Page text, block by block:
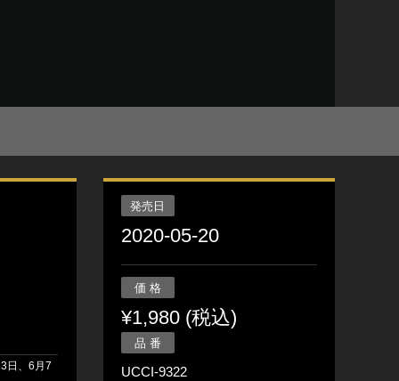
日、6月7
発売日
2020-05-20
価 格
¥1,980 (税込)
品 番
UCCI-9322